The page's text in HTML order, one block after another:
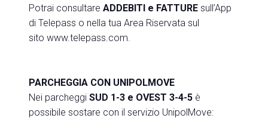
Potrai consultare ADDEBITI e FATTURE sull’App
di Telepass o nella tua Area Riservata sul
sito www.telepass.com
PARCHEGGIA CON UNIPOLMOVE
Nei parcheggi SUD 1-3 e OVEST 3-4-5 è
possibile sostare con il servizio UnipolMove: